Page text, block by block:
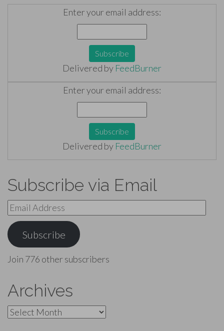
Enter your email address:
Delivered by FeedBurner
Enter your email address:
Delivered by FeedBurner
Subscribe via Email
Email
Address
Subscribe
Join 776 other subscribers
Archives
Archives